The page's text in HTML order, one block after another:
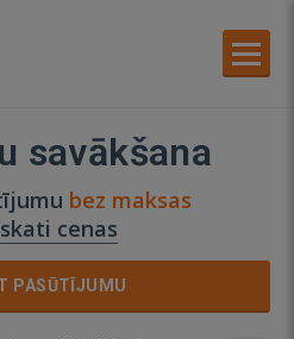
savākšana
bez maksas
cenas
PASŪTĪJUMU